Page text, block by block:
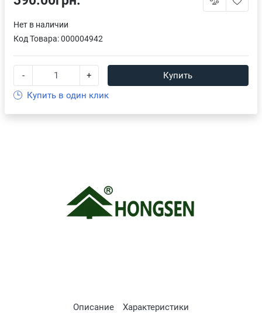
Описание Характеристики
Нет в наличии
Код Товара:000004942
- +
Купить
Купить в один клик